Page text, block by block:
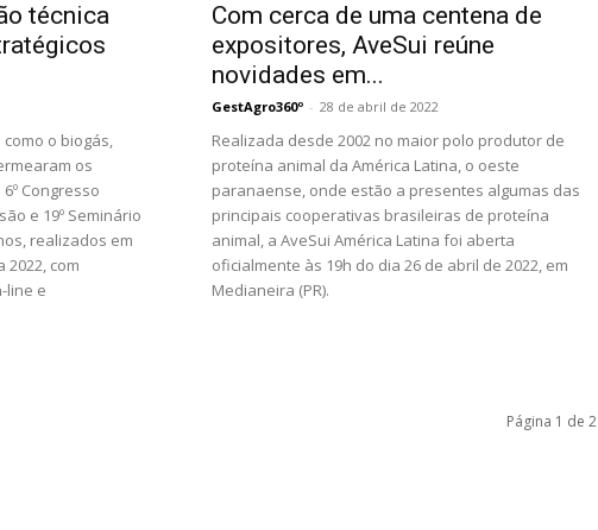
técnica
o biogás,
os
Congresso
e 19º Seminário
realizados em
2022, com
line e
Com cerca de uma centena de
expositores, AveSui reúne
novidades em...
GestAgro360º - 28 de abril de 2022
Realizada desde 2002 no maior polo produtor de
proteína animal da América Latina, o oeste
paranaense, onde estão a presentes algumas das
principais cooperativas brasileiras de proteína
animal, a AveSui América Latina foi aberta
oficialmente às 19h do dia 26 de abril de 2022, em
Medianeira (PR).
Página 1 de 2